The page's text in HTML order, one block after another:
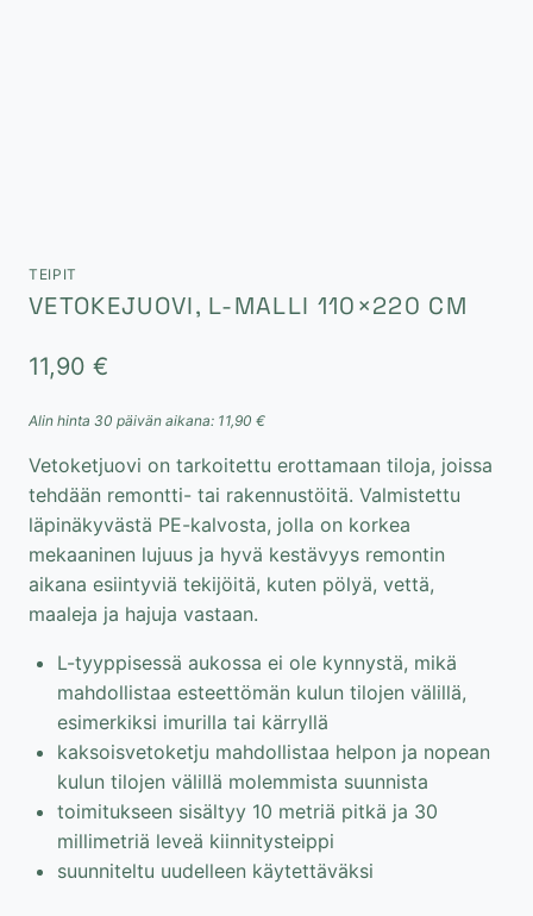
TEIPIT
VETOKEJUOVI, L-MALLI 110×220 CM
11,90 €
Alin hinta 30 päivän aikana: 11,90 €
Vetoketjuovi on tarkoitettu erottamaan tiloja, joissa
tehdään remontti- tai rakennustöitä. Valmistettu
läpinäkyvästä PE-kalvosta, jolla on korkea
mekaaninen lujuus ja hyvä kestävyys remontin
aikana esiintyviä tekijöitä, kuten pölyä, vettä,
maaleja ja hajuja vastaan.
L-tyyppisessä aukossa ei ole kynnystä, mikä
mahdollistaa esteettömän kulun tilojen välillä,
esimerkiksi imurilla tai kärryllä
kaksoisvetoketju mahdollistaa helpon ja nopean
kulun tilojen välillä molemmista suunnista
toimitukseen sisältyy 10 metriä pitkä ja 30
millimetriä leveä kiinnitysteippi
suunniteltu uudelleen käytettäväksi